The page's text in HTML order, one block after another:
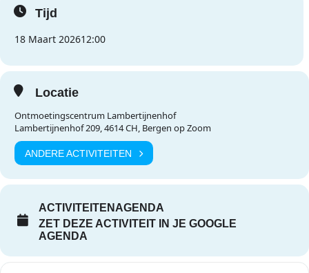
Tijd
18 Maart 202612:00
Locatie
Ontmoetingscentrum Lambertijnenhof
Lambertijnenhof 209, 4614 CH, Bergen op Zoom
ANDERE ACTIVITEITEN
ACTIVITEITENAGENDA
ZET DEZE ACTIVITEIT IN JE GOOGLE
AGENDA